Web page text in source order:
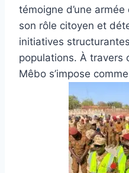
témoigne d’une
son rôle citoyen et
initiatives
populations. À travers
Mêbo s’impose